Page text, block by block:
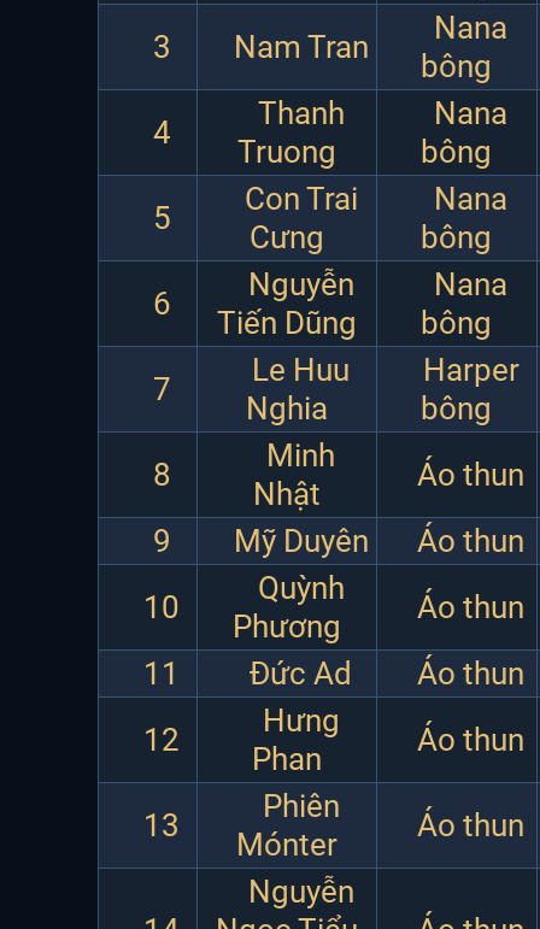
3
Nam Tran
Nana
bông
4
Thanh
Truong
Nana
bông
5
Con Trai
Cưng
Nana
bông
6
Nguyễn
Tiến Dũng
Nana
bông
7
Le Huu
Nghia
Harper
bông
8
Minh
Nhật
Áo thun
9
Mỹ Duyên
Áo thun
10
Quỳnh
Phương
Áo thun
11
Đức Ad
Áo thun
12
Hưng
Phan
Áo thun
13
Phiên
Mónter
Áo thun
Nguyễn